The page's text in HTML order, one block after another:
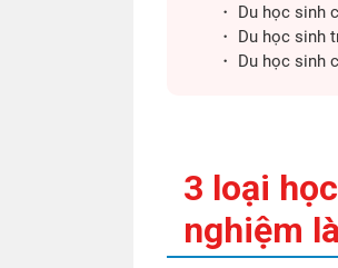
・ Du học sinh
・ Du học sinh
・ Du học sinh
3 loại
nghiệm